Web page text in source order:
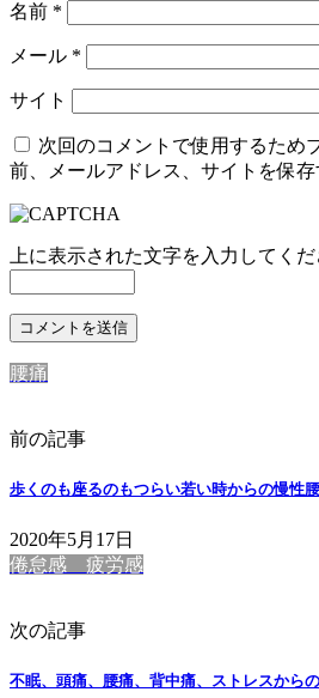
名前 *
メール *
サイト
次回のコメントで使用するため
前、メールアドレス、サイトを保存
上に表示された文字を入力してくだ
腰痛
前の記事
歩くのも座るのもつらい若い時からの慢性
2020年5月17日
倦怠感 疲労感
次の記事
不眠、頭痛、腰痛、背中痛、ストレスから